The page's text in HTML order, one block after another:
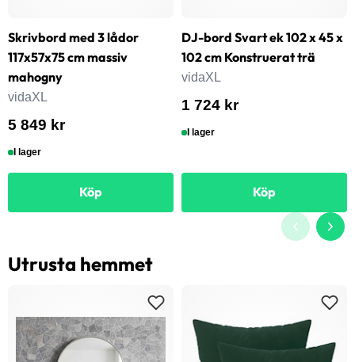
Skrivbord med 3 lådor
117x57x75 cm massiv
mahogny
vidaXL
5 849 kr
I lager
Köp
DJ-bord Svart ek 102 x 45 x
102 cm Konstruerat trä
vidaXL
1 724 kr
I lager
Köp
Utrusta hemmet